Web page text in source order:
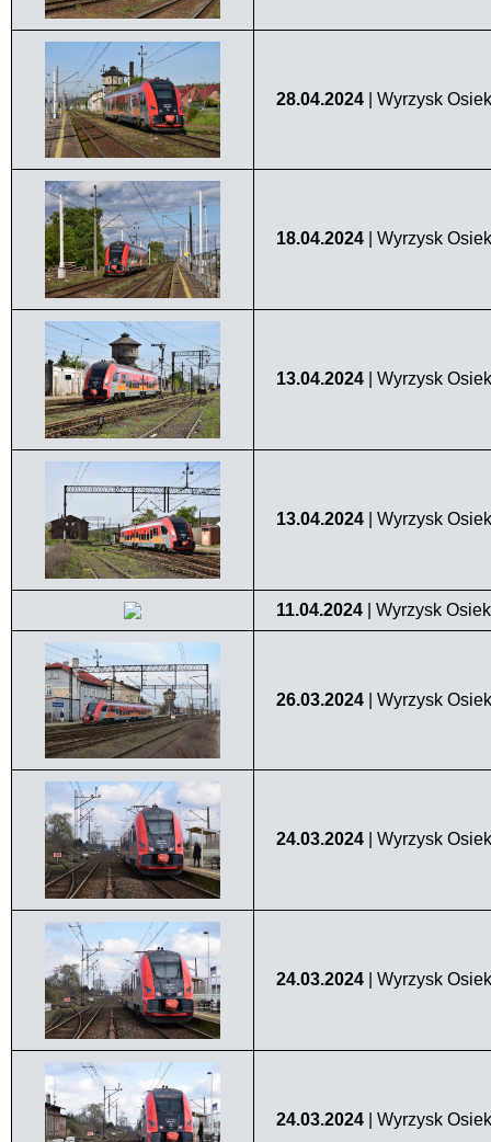
28.04.2024 | Wyrzysk
18.04.2024 | Wyrzysk
13.04.2024 | Wyrzysk
13.04.2024 | Wyrzysk
11.04.2024 | Wyrzysk
26.03.2024 | Wyrzysk
24.03.2024 | Wyrzysk
24.03.2024 | Wyrzysk
24.03.2024 | Wyrzysk